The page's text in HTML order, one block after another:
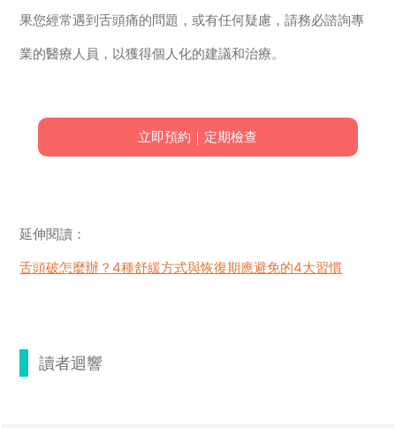
果您經常遇到舌頭痛的問題，或有任何疑慮，請務必諮詢專
業的醫療人員，以獲得個人化的建議和治療。
立即預約｜定期檢查
延伸閱讀：
舌頭破怎麼辦？4種舒緩方式與恢復期應避免的4大習慣
讀者迴響